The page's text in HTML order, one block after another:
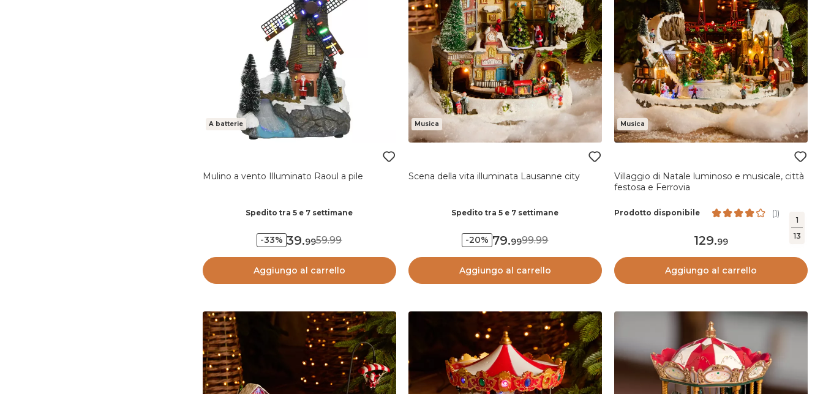
1
13
A batterie
Mulino a vento Illuminato Raoul a pile
Spedito tra 5 e 7 settimane
-33% 39.9959.99
Aggiungo al carrello
Musica
Scena della vita illuminata Lausanne city
Spedito tra 5 e 7 settimane
-20% 79.9999.99
Aggiungo al carrello
Musica
Villaggio di Natale luminoso e musicale, città
festosa e Ferrovia
Prodotto disponibile (1)
129.99
Aggiungo al carrello